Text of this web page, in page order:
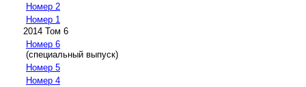
Номер 2
Номер 1
2014 Том 6
Номер 6
(специальный выпуск)
Номер 5
Номер 4